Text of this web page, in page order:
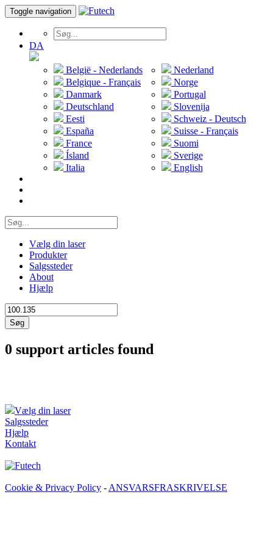
Toggle navigation
DA
België - Nederlands
Belgique - Français
Danmark
Deutschland
Eesti
España
France
Ísland
Italia
Nederland
Norge
Portugal
Slovenija
Schweiz - Deutsch
Suisse - Français
Suomi
Sverige
English
Vælg din laser
Produkter
Salgssteder
About
Hjælp
Søg
0 support articles found
Vælg din laser
Salgssteder
Hjælp
Kontakt
Cookie & Privacy Policy - ANSVARSFRASKRIVELSE